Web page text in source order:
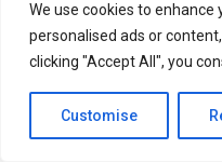
We use cookies to enhance
personalised ads or
clicking "Accept All", you
Customise